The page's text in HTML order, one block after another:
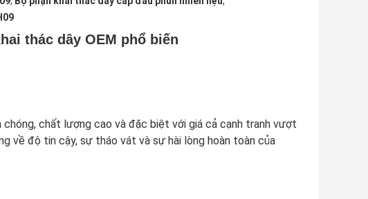
thác dây OEM phổ biến
chóng, chất lượng cao và đặc biệt với giá cả cạnh tranh vượt
về độ tin cậy, sự tháo vát và sự hài lòng hoàn toàn của